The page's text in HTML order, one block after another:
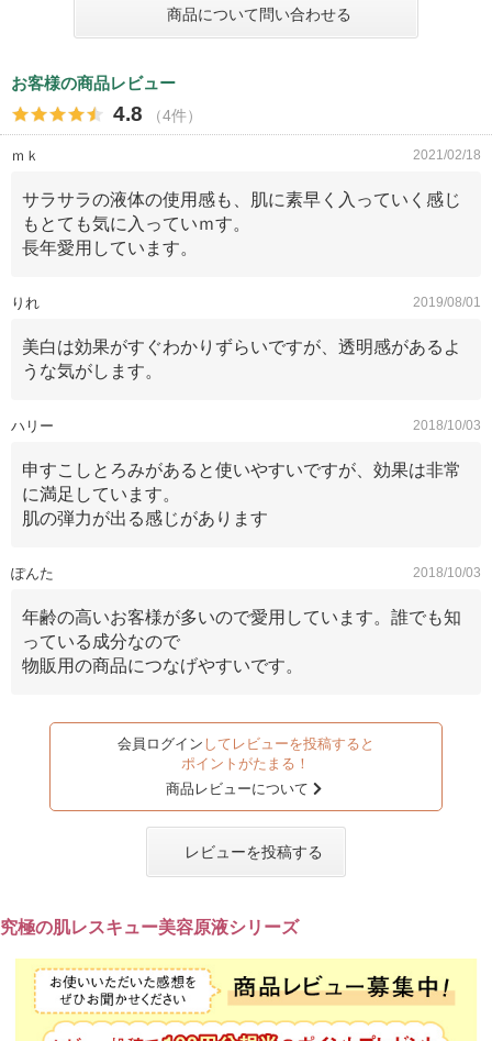
商品について問い合わせる
お客様の商品レビュー
4.8 （4件）
ｍｋ 2021/02/18
サラサラの液体の使用感も、肌に素早く入っていく感じ
もとても気に入っていｍす。
長年愛用しています。
りれ 2019/08/01
美白は効果がすぐわかりずらいですが、透明感があるよ
うな気がします。
ハリー 2018/10/03
申すこしとろみがあると使いやすいですが、効果は非常
に満足しています。
肌の弾力が出る感じがあります
ぽんた 2018/10/03
年齢の高いお客様が多いので愛用しています。誰でも知
っている成分なので
物販用の商品につなげやすいです。
会員ログイン してレビューを投稿すると
ポイントがたまる！
商品レビューについて
レビューを投稿する
究極の肌レスキュー美容原液シリーズ